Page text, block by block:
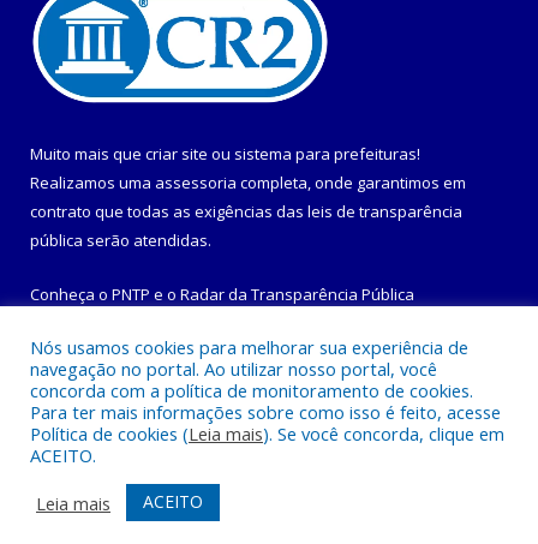
Muito mais que criar site ou sistema para prefeituras!
Realizamos uma assessoria completa, onde garantimos em
contrato que todas as exigências das leis de transparência
pública serão atendidas.
Conheça o PNTP e o Radar da Transparência Pública
Todos os direitos reservados a Prefeitura Municipal de
Maracanã.
Mapa do Site
Acessar Área Administrativa
Acessar Webmail
Nós usamos cookies para melhorar sua experiência de
navegação no portal. Ao utilizar nosso portal, você
concorda com a política de monitoramento de cookies.
Para ter mais informações sobre como isso é feito, acesse
Política de cookies (Leia mais). Se você concorda, clique em
ACEITO.
Leia mais
ACEITO